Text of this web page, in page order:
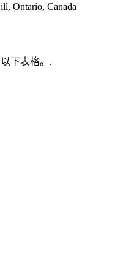
Ontario, Canada
下表格。.